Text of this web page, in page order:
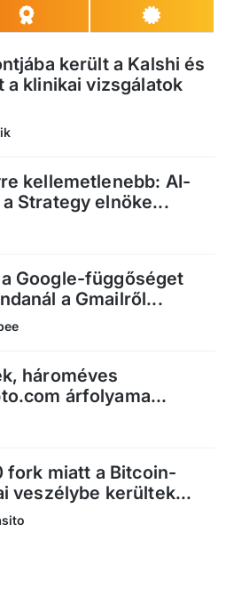
került a Kalshi és
a klinikai vizsgálatok
kellemetlenebb: AI-
Strategy elnöke...
Google-függőséget
a Gmailről...
hároméves
árfolyama...
fork miatt a Bitcoin-
veszélybe kerültek...